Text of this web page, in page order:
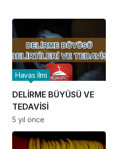
DELİRME BÜYÜSÜ VE
TEDAVİSİ
Havas İlmi
5 yıl önce